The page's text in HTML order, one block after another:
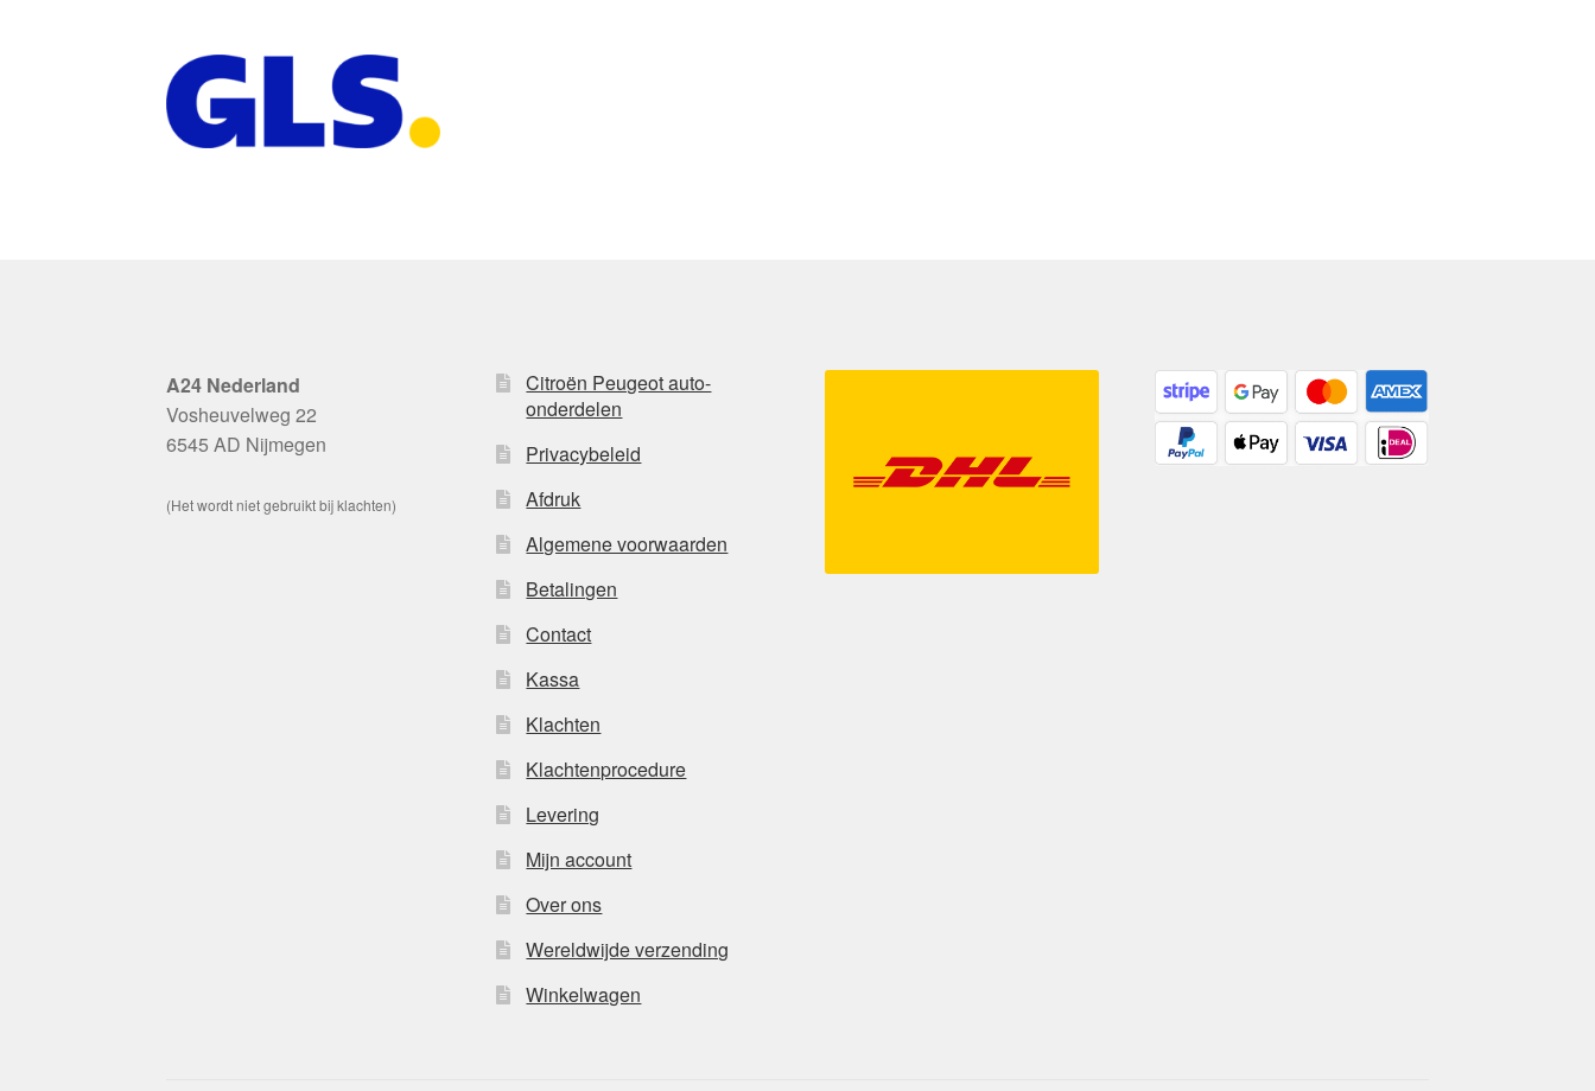
A24 Nederland
Vosheuvelweg 22
6545 AD Nijmegen
(Het wordt niet gebruikt bij klachten)
Citroën Peugeot auto-
onderdelen
Privacybeleid
Afdruk
Algemene voorwaarden
Betalingen
Contact
Kassa
Klachten
Klachtenprocedure
Levering
Mijn account
Over ons
Wereldwijde verzending
Winkelwagen